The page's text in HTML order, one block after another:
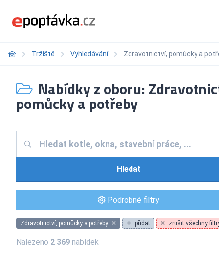
Tržiště Vyhledávání Zdravotnictví, pomůcky a
Nabídky z oboru:
pomůcky a potřeby
Hledat
Podrobné filtry
Zdravotnictví, pomůcky a potřeby přidat zrušit všechny
Nalezeno 2 369 nabídek